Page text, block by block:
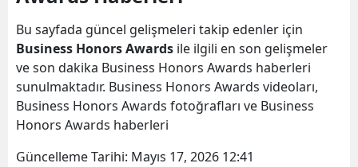
Bu sayfada güncel gelişmeleri takip edenler için
Business Honors Awards ile ilgili en son gelişmeler
ve son dakika Business Honors Awards haberleri
sunulmaktadır. Business Honors Awards videoları,
Business Honors Awards fotoğrafları ve Business
Honors Awards haberleri
Güncelleme Tarihi: Mayıs 17, 2026 12:41